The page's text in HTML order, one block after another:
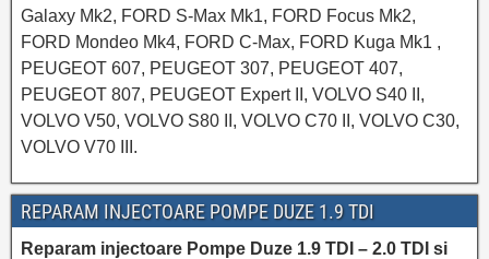
Galaxy Mk2, FORD S-Max Mk1, FORD Focus Mk2,
FORD Mondeo Mk4, FORD C-Max, FORD Kuga Mk1 ,
PEUGEOT 607, PEUGEOT 307, PEUGEOT 407,
PEUGEOT 807, PEUGEOT Expert II, VOLVO S40 II,
VOLVO V50, VOLVO S80 II, VOLVO C70 II, VOLVO C30,
VOLVO V70 III.
REPARAM INJECTOARE POMPE DUZE 1.9 TDI
Reparam injectoare Pompe Duze 1.9 TDI – 2.0 TDI si